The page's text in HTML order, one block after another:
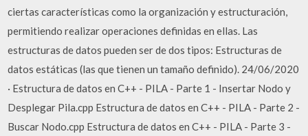
ciertas características como la organización y estructuración,
permitiendo realizar operaciones definidas en ellas. Las
estructuras de datos pueden ser de dos tipos: Estructuras de
datos estáticas (las que tienen un tamaño definido). 24/06/2020
· Estructura de datos en C++ - PILA - Parte 1 - Insertar Nodo y
Desplegar Pila.cpp Estructura de datos en C++ - PILA - Parte 2 -
Buscar Nodo.cpp Estructura de datos en C++ - PILA - Parte 3 -